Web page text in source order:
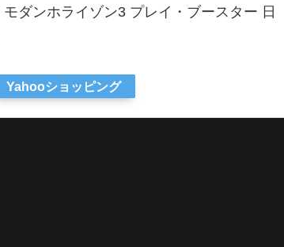
ダンホライゾン3 プレイ・ブースター 日
Yahooショッピング